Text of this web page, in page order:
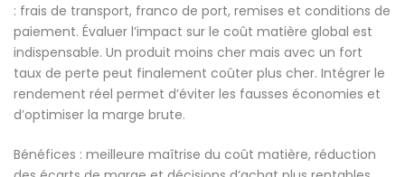
: frais de transport, franco de port, remises et conditions de
paiement. Évaluer l’impact sur le coût matière global est
indispensable. Un produit moins cher mais avec un fort
taux de perte peut finalement coûter plus cher. Intégrer le
rendement réel permet d’éviter les fausses économies et
d’optimiser la marge brute.
Bénéfices : meilleure maîtrise du coût matière, réduction